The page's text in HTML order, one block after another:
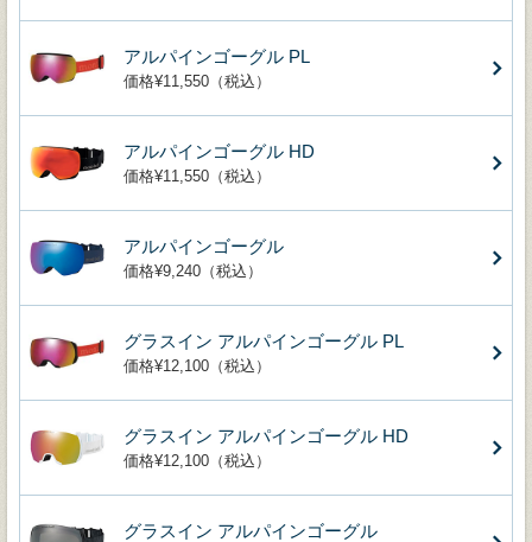
アルパインゴーグル PL
価格¥11,550（税込）
アルパインゴーグル HD
価格¥11,550（税込）
アルパインゴーグル
価格¥9,240（税込）
グラスイン アルパインゴーグル PL
価格¥12,100（税込）
グラスイン アルパインゴーグル HD
価格¥12,100（税込）
グラスイン アルパインゴーグル